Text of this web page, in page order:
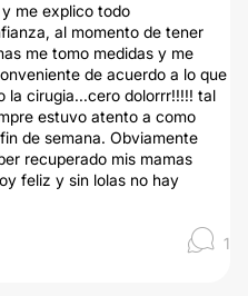
me explico todo
al momento de tener
me tomo medidas y me
de acuerdo a lo que
la cirugia...cero dolorrr!!!!! tal
estuvo atento a como
de semana. Obviamente
recuperado mis mamas
feliz y sin lolas no hay
1